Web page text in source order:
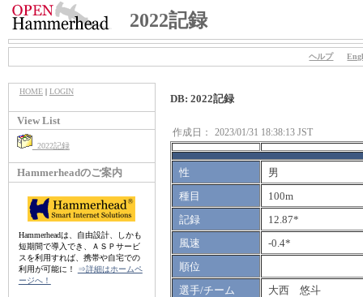
2022記録
ヘルプ
HOME| LOGIN
View List
2022記録
Hammerheadのご案内
Hammerheadは、自由設計、しかも
短期間で導入でき、ＡＳＰサービ
スを利用すれば、携帯や自宅での
利用が可能に！
⇒詳細はホームペ
ージへ！
DB: 2022記録
作成日： 2023/01/31 18:38:13 JST
性
男
種目
100m
記録
12.87*
風速
-0.4*
順位
選手/チーム
大西 悠斗